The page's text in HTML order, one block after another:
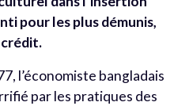
pour les plus démunis,
l’économiste bangladais
par les pratiques des